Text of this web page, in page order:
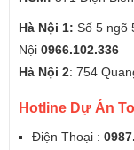
Hà Nội 1: Số 5 ngõ
Nội 0966.102.336
Hà Nội 2: 754
Hotline Dự Án
Điện Thoại :